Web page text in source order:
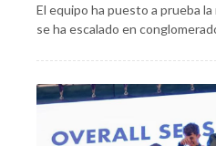
El equipo ha puesto a prueba
se ha escalado en